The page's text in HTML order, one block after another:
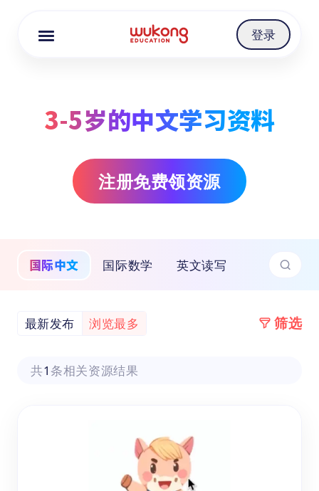
登录
3-5岁的中文学习资料
注册免费领资源
国际中文 国际数学 英文读写
最新发布 浏览最多 筛选
共1 条相关资源结果